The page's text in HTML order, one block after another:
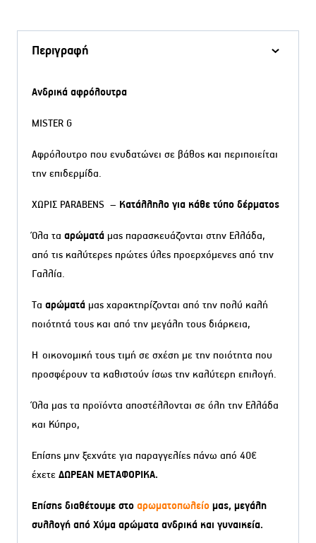
Περιγραφή
Ανδρικά αφρόλουτρα
MISTER G
Αφρόλουτρο που ενυδατώνει σε βάθος και περιποιείται
την επιδερμίδα.
ΧΩΡΙΣ PARABENS – Κατάλληλο για κάθε τύπο δέρματος
Όλα τα αρώματά μας παρασκευάζονται στην Ελλάδα,
από τις καλύτερες πρώτες ύλες προερχόμενες από την
Γαλλία.
Τα αρώματά μας χαρακτηρίζονται από την πολύ καλή
ποιότητά τους και από την μεγάλη τους διάρκεια,
Η οικονομική τους τιμή σε σχέση με την ποιότητα που
προσφέρουν τα καθιστούν ίσως την καλύτερη επιλογή.
Όλα μας τα προϊόντα αποστέλλονται σε όλη την Ελλάδα
και Κύπρο,
Επίσης μην ξεχνάτε για παραγγελίες πάνω από 40€
έχετε ΔΩΡΕΑΝ ΜΕΤΑΦΟΡΙΚΑ.
Επίσης διαθέτουμε στο αρωματοπωλείο μας, μεγάλη
συλλογή από Χύμα αρώματα ανδρικά και γυναικεία.